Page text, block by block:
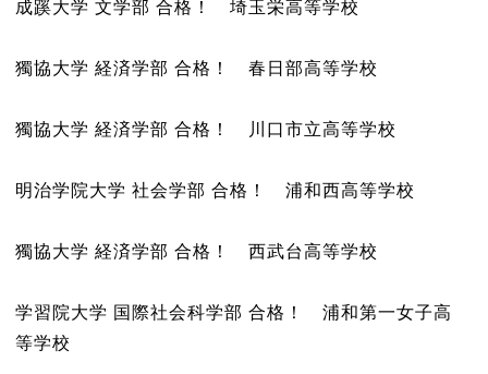
成蹊大学 文学部 合格！ 埼玉栄高等学校
獨協大学 経済学部 合格！ 春日部高等学校
獨協大学 経済学部 合格！ 川口市立高等学校
明治学院大学 社会学部 合格！ 浦和西高等学校
獨協大学 経済学部 合格！ 西武台高等学校
学習院大学 国際社会科学部 合格！ 浦和第一女子高
等学校